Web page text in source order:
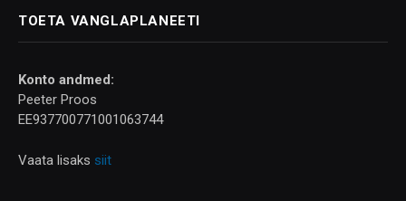
TOETA VANGLAPLANEETI
Konto andmed:
Peeter Proos
EE937700771001063744
Vaata lisaks siit